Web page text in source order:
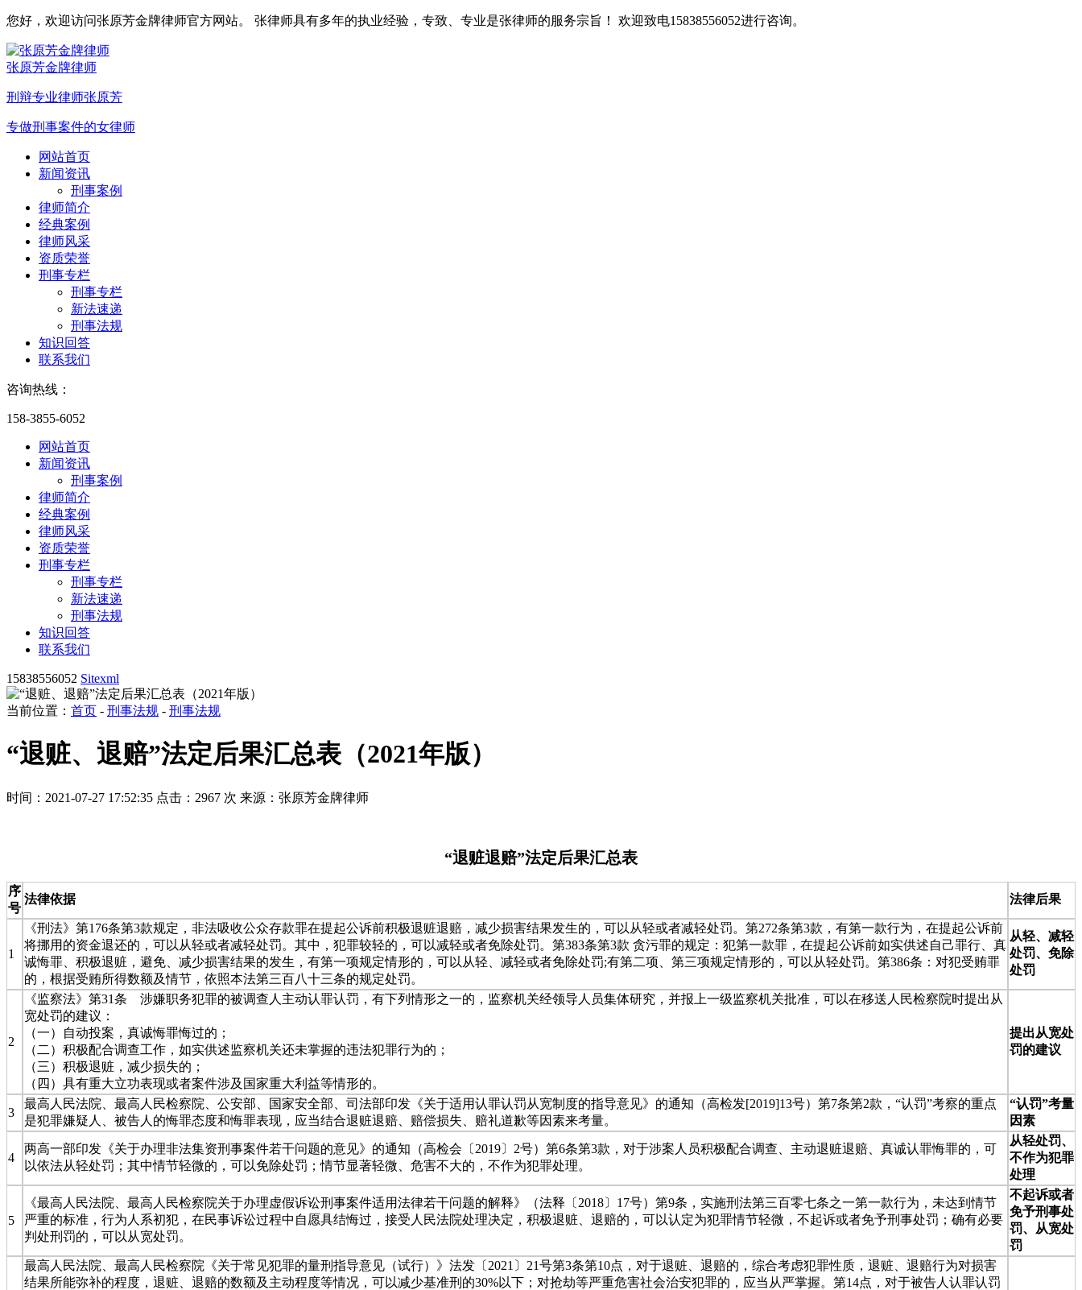
您好，欢迎访问张原芳金牌律师官方网站。 张律师具有多年的执业经验，专致、专业是张律师的服务宗旨！ 欢迎致电15838556052进行咨询。
张原芳金牌律师
刑辩专业律师张原芳
专做刑事案件的女律师
网站首页
新闻资讯
刑事案例
律师简介
经典案例
律师风采
资质荣誉
刑事专栏
刑事专栏
新法速递
刑事法规
知识回答
联系我们
咨询热线：
158-3855-6052
网站首页
新闻资讯
刑事案例
律师简介
经典案例
律师风采
资质荣誉
刑事专栏
刑事专栏
新法速递
刑事法规
知识回答
联系我们
15838556052 Sitexml
当前位置： 首页 - 刑事法规 - 刑事法规
“退赃、退赔”法定后果汇总表（2021年版）
时间：2021-07-27 17:52:35 点击：2967 次 来源：张原芳金牌律师
“退赃退赔”法定后果汇总表
序
号
法律依据 法律后果
1
《刑法》第176条第3款规定，非法吸收公众存款罪在提起公诉前积极退赃退赔，减少损害结果发生的，可以从轻或者减轻处罚。第272条第3款，有第一款行为，在提起公诉前
将挪用的资金退还的，可以从轻或者减轻处罚。其中，犯罪较轻的，可以减轻或者免除处罚。第383条第3款 贪污罪的规定：犯第一款罪，在提起公诉前如实供述自己罪行、真
诚悔罪、积极退赃，避免、减少损害结果的发生，有第一项规定情形的，可以从轻、减轻或者免除处罚;有第二项、第三项规定情形的，可以从轻处罚。第386条：对犯受贿罪
的，根据受贿所得数额及情节，依照本法第三百八十三条的规定处罚。
从轻、减轻
处罚、免除
处罚
2
《监察法》第31条 涉嫌职务犯罪的被调查人主动认罪认罚，有下列情形之一的，监察机关经领导人员集体研究，并报上一级监察机关批准，可以在移送人民检察院时提出从
宽处罚的建议：
（一）自动投案，真诚悔罪悔过的；
（二）积极配合调查工作，如实供述监察机关还未掌握的违法犯罪行为的；
（三）积极退赃，减少损失的；
（四）具有重大立功表现或者案件涉及国家重大利益等情形的。
提出从宽处
罚的建议
3
最高人民法院、最高人民检察院、公安部、国家安全部、司法部印发《关于适用认罪认罚从宽制度的指导意见》的通知（高检发[2019]13号）第7条第2款，“认罚”考察的重点
是犯罪嫌疑人、被告人的悔罪态度和悔罪表现，应当结合退赃退赔、赔偿损失、赔礼道歉等因素来考量。
“认罚”考量
因素
4
两高一部印发《关于办理非法集资刑事案件若干问题的意见》的通知（高检会〔2019〕2号）第6条第3款，对于涉案人员积极配合调查、主动退赃退赔、真诚认罪悔罪的，可
以依法从轻处罚；其中情节轻微的，可以免除处罚；情节显著轻微、危害不大的，不作为犯罪处理。
从轻处罚、
不作为犯罪
处理
5
《最高人民法院、最高人民检察院关于办理虚假诉讼刑事案件适用法律若干问题的解释》（法释〔2018〕17号）第9条，实施刑法第三百零七条之一第一款行为，未达到情节
严重的标准，行为人系初犯，在民事诉讼过程中自愿具结悔过，接受人民法院处理决定，积极退赃、退赔的，可以认定为犯罪情节轻微，不起诉或者免予刑事处罚；确有必要
判处刑罚的，可以从宽处罚。
不起诉或者
免予刑事处
罚、从宽处
罚
最高人民法院、最高人民检察院《关于常见犯罪的量刑指导意见（试行）》法发〔2021〕21号第3条第10点，对于退赃、退赔的，综合考虑犯罪性质，退赃、退赔行为对损害
结果所能弥补的程度，退赃、退赔的数额及主动程度等情况，可以减少基准刑的30%以下；对抢劫等严重危害社会治安犯罪的，应当从严掌握。第14点，对于被告人认罪认罚